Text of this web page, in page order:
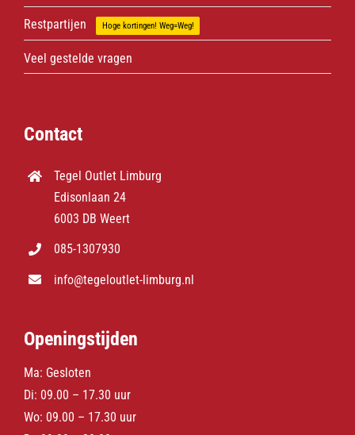
Restpartijen Hoge kortingen! Weg=Weg!
Veel gestelde vragen
Contact
Tegel Outlet Limburg
Edisonlaan 24
6003 DB Weert
085-1307930
info@tegeloutlet-limburg.nl
Openingstijden
Ma: Gesloten
Di: 09.00 – 17.30 uur
Wo: 09.00 – 17.30 uur